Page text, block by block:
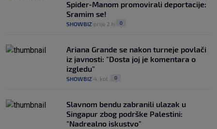
Spider-Manom promovirali deportacije:
Sramim se!
SHOWBIZ prije 2 h 0
Ariana Grande se nakon turneje povlači
iz javnosti: "Dosta joj je komentara o
izgledu"
SHOWBIZ 4. kol. 0
Slavnom bendu zabranili ulazak u
Singapur zbog podrške Palestini:
"Nadrealno iskustvo"